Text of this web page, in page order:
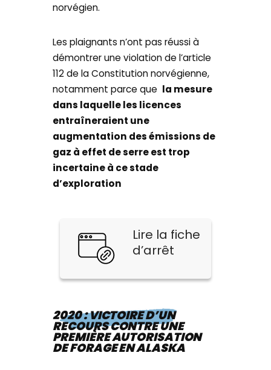
norvégien.
Les plaignants n’ont pas réussi à
démontrer une violation de l’article
112 de la Constitution norvégienne,
notamment parce que la mesure
dans laquelle les licences
entraîneraient une
augmentation des émissions de
gaz à effet de serre est trop
incertaine à ce stade
d’exploration
Lire la fiche
d’arrêt
2020 : VICTOIRE D’UN
RECOURS CONTRE UNE
PREMIÈRE AUTORISATION
DE FORAGE EN ALASKA